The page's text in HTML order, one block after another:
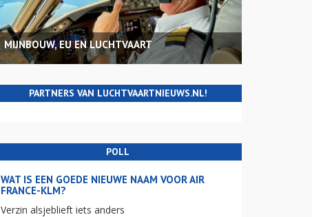
MIJNBOUW, EU EN LUCHTVAART
PARTNERS VAN LUCHTVAARTNIEUWS.NL!
POLL
WAT IS EEN GOEDE NIEUWE NAAM VOOR AIR
FRANCE-KLM?
Verzin alsjeblieft iets anders